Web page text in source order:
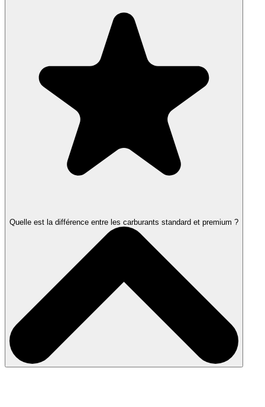
Quelle est la différence entre les carburants standard et premium ?